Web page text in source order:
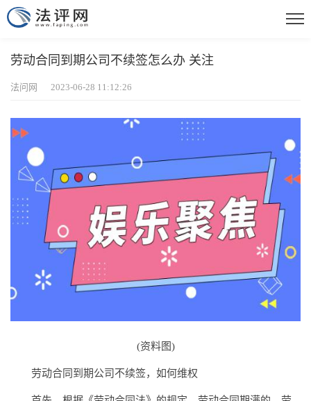
劳动合同到期公司不续签怎么办 关注
法问网 2023-06-28 11:12:26
(资料图)
劳动合同到期公司不续签，如何维权